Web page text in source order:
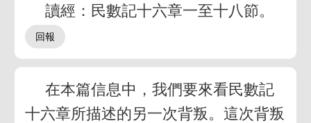
讀經：民數記十六章一至十八節。
在本篇信息中，我們要來看民數記
十六章所描述的另一次背叛。這次背叛